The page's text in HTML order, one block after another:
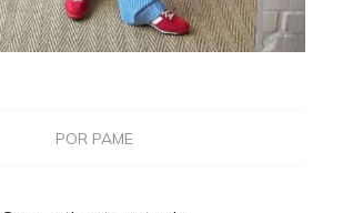
POR PAME